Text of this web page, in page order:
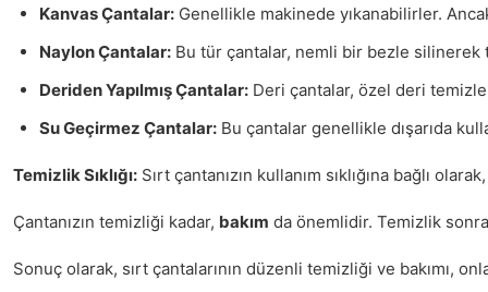
Kanvas Çantalar: Genellikle makinede yıkanabilirler.
Naylon Çantalar: Bu tür çantalar, nemli bir bezle
Deriden Yapılmış Çantalar: Deri çantalar, özel deri
Su Geçirmez Çantalar: Bu çantalar genellikle dışarıda
Temizlik Sıklığı: Sırt çantanızın kullanım sıklığına bağlı
Çantanızın temizliği kadar, bakım da önemlidir. Temizlik
Sonuç olarak, sırt çantalarının düzenli temizliği ve bakımı,